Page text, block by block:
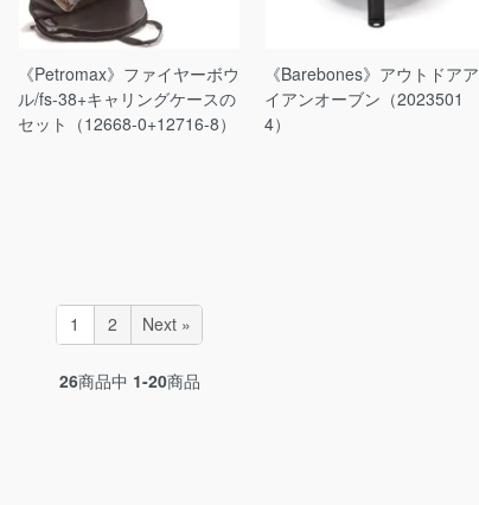
《Petromax》ファイヤーボウ
ル/fs-38+キャリングケースの
セット（12668-0+12716-8）
《Barebones》アウトドアア
イアンオーブン（2023501
4）
1 2 Next »
26商品中 1-20商品